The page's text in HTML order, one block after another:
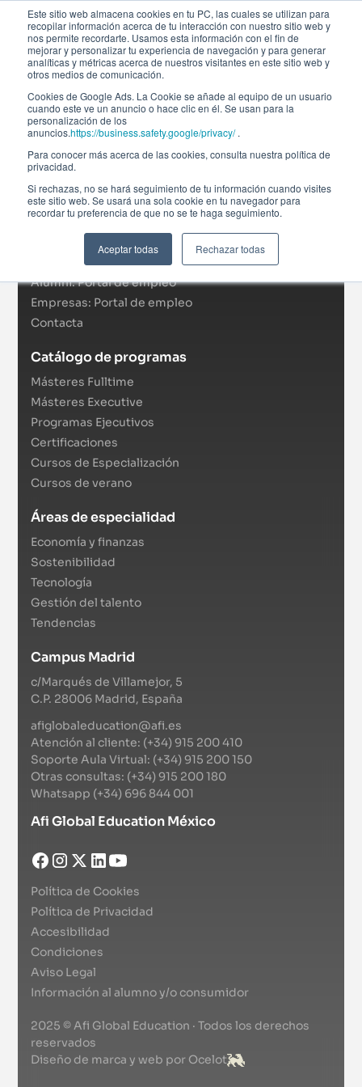
Este sitio web almacena cookies en tu PC, las cuales se utilizan para
recopilar información acerca de tu interacción con nuestro sitio web y
nos permite recordarte. Usamos esta información con el fin de
mejorar y personalizar tu experiencia de navegación y para generar
analíticas y métricas acerca de nuestros visitantes en este sitio web y
otros medios de comunicación.
Cookies de Google Ads. La Cookie se añade al equipo de un usuario
cuando este ve un anuncio o hace clic en él. Se usan para la
personalización de los
anuncios.https://business.safety.google/privacy/.
Para conocer más acerca de las cookies, consulta nuestra política de
privacidad.
Si rechazas, no se hará seguimiento de tu información cuando visites
este sitio web. Se usará una sola cookie en tu navegador para
recordar tu preferencia de que no se te haga seguimiento.
Aceptar todas Rechazar todas
Afi Global Education
Sobre nosotros
RSC
Campus virtual
Alumni: Portal de empleo
Empresas: Portal de empleo
Contacta
Catálogo de programas
Másteres Fulltime
Másteres Executive
Programas Ejecutivos
Certificaciones
Cursos de Especialización
Cursos de verano
Áreas de especialidad
Economía y finanzas
Sostenibilidad
Tecnología
Gestión del talento
Tendencias
Campus Madrid
c/Marqués de Villamejor, 5
C.P. 28006 Madrid, España
afiglobaleducation@afi.es
Atención al cliente: (+34) 915 200 410
Soporte Aula Virtual: (+34) 915 200 150
Otras consultas: (+34) 915 200 180
Whatsapp (+34) 696 844 001
Afi Global Education México
Política de Cookies
Política de Privacidad
Accesibilidad
Condiciones
Aviso Legal
Información al alumno y/o consumidor
2025 © Afi Global Education · Todos los derechos
reservados
Diseño de marca y web por Ocelot